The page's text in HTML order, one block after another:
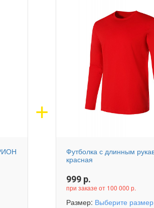
Футболка с длинным
красная
999р.
при заказе от 100 000 р.
Размер: Выберите размер